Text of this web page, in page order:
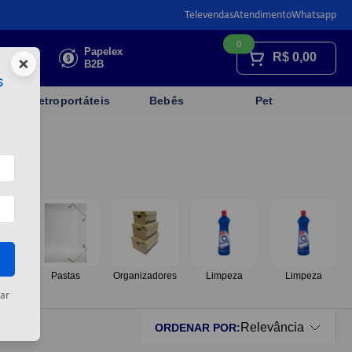
TelevendasAtendimentoWhatsapp
Faça sua
cotação
Papelex
B2B
R$ 0,00
0
Eletroportáteis Bebês Pet
Pastas Organizadores Limpeza Limpeza
ORDENAR POR Relevância
×